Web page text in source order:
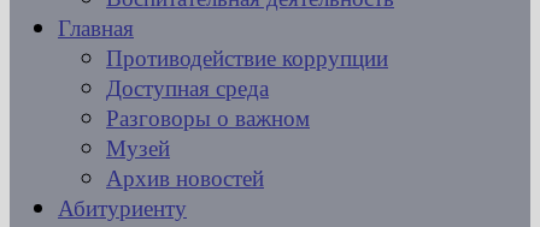
Главная
Противодействие коррупции
Доступная среда
Разговоры о важном
Музей
Архив новостей
Абитуриенту